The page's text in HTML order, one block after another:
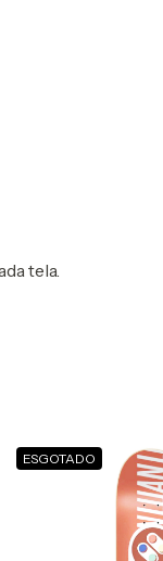
tela.
ESGOTADO